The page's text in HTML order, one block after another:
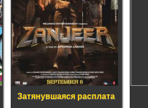
Затянувшаяся расплата